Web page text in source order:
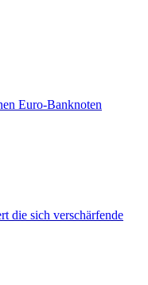
Euro-Banknoten
die sich verschärfende